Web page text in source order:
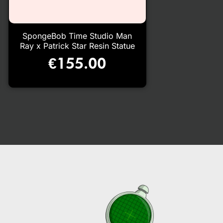
SpongeBob Time Studio Man
Ray x Patrick Star Resin Statue
€155.00